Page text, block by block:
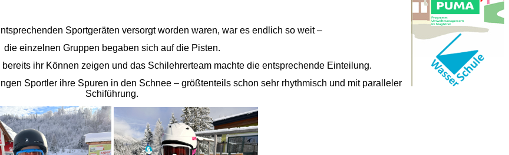
Sportgeräten versorgt worden waren, war es endlich so weit –
die einzelnen Gruppen begaben sich auf die Pisten.
ihr Können zeigen und das Schilehrerteam machte die entsprechende Einteilung.
Sportler ihre Spuren in den Schnee – größtenteils schon sehr rhythmisch und mit paralleler
Schiführung.